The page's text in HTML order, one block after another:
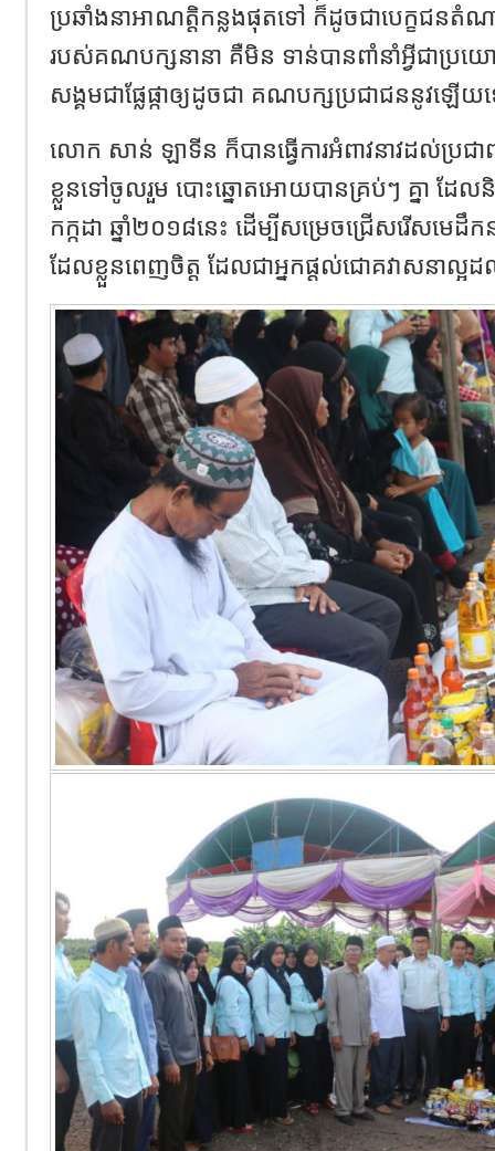
ប្រឆាំងនាអាណត្តិកន្លងផុតទៅ ក៏ដូចជាបេក្ខជនតំណ
របស់គណបក្សនានា គឺមិន ទាន់បានពាំនាំអ្វីជាប្រ
សង្គមជាផ្លែផ្កាឲ្យដូចជា គណបក្សប្រជាជននូវឡើយ
លោក សាន់ ឡាទីន ក៏បានធ្វើការអំពាវនាវដល់ប្រជ
ខ្លួនទៅចូលរួម បោះឆ្នោតអោយបានគ្រប់ៗ គ្នា ដែលនិ
កក្កដា ឆ្នាំ២០១៨នេះ ដើម្បីសម្រេចជ្រើសរើសមេដឹ
ដែលខ្លួនពេញចិត្ត ដែលជាអ្នកផ្តល់ជោគវាសនាល្អ